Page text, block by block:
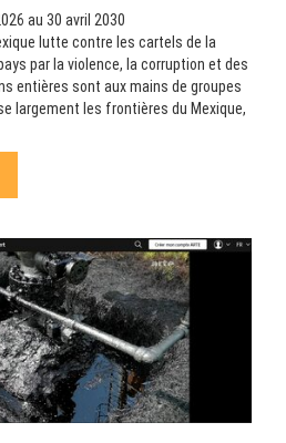
au 30 avril 2030
lutte contre les cartels de la
par la violence, la corruption et des
entières sont aux mains de groupes
largement les frontières du Mexique,